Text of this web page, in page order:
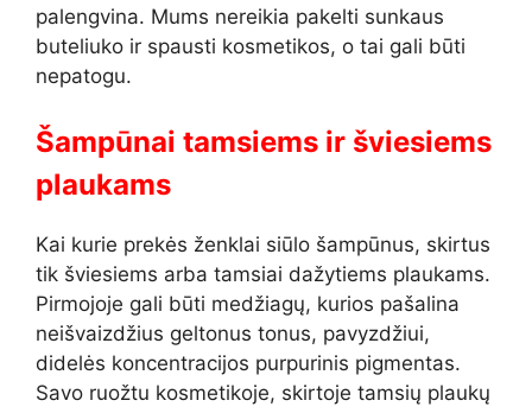
palengvina. Mums nereikia pakelti sunkaus
buteliuko ir spausti kosmetikos, o tai gali būti
nepatogu.
Šampūnai tamsiems ir šviesiems
plaukams
Kai kurie prekės ženklai siūlo šampūnus, skirtus
tik šviesiems arba tamsiai dažytiems plaukams.
Pirmojoje gali būti medžiagų, kurios pašalina
neišvaizdžius geltonus tonus, pavyzdžiui,
didelės koncentracijos purpurinis pigmentas.
Savo ruožtu kosmetikoje, skirtoje tamsių plaukų